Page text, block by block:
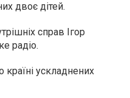
двоє дітей.
справ Ігор
радіо.
ускладнених